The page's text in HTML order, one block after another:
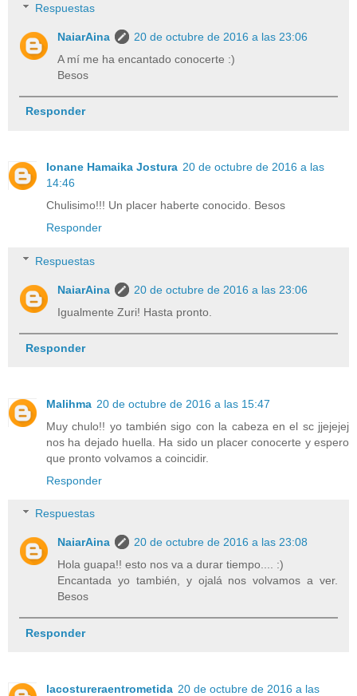
Respuestas
NaiarAina
20 de octubre de 2016 a las 23:06
A mí me ha encantado conocerte :)
Besos
Responder
Ionane Hamaika Jostura 20 de octubre de 2016 a las
14:46
Chulisimo!!! Un placer haberte conocido. Besos
Responder
Respuestas
NaiarAina
20 de octubre de 2016 a las 23:06
Igualmente Zuri! Hasta pronto.
Responder
Malihma 20 de octubre de 2016 a las 15:47
Muy chulo!! yo también sigo con la cabeza en el sc jjejejej
nos ha dejado huella. Ha sido un placer conocerte y espero
que pronto volvamos a coincidir.
Responder
Respuestas
NaiarAina
20 de octubre de 2016 a las 23:08
Hola guapa!! esto nos va a durar tiempo.... :)
Encantada yo también, y ojalá nos volvamos a ver.
Besos
Responder
lacostureraentrometida 20 de octubre de 2016 a las